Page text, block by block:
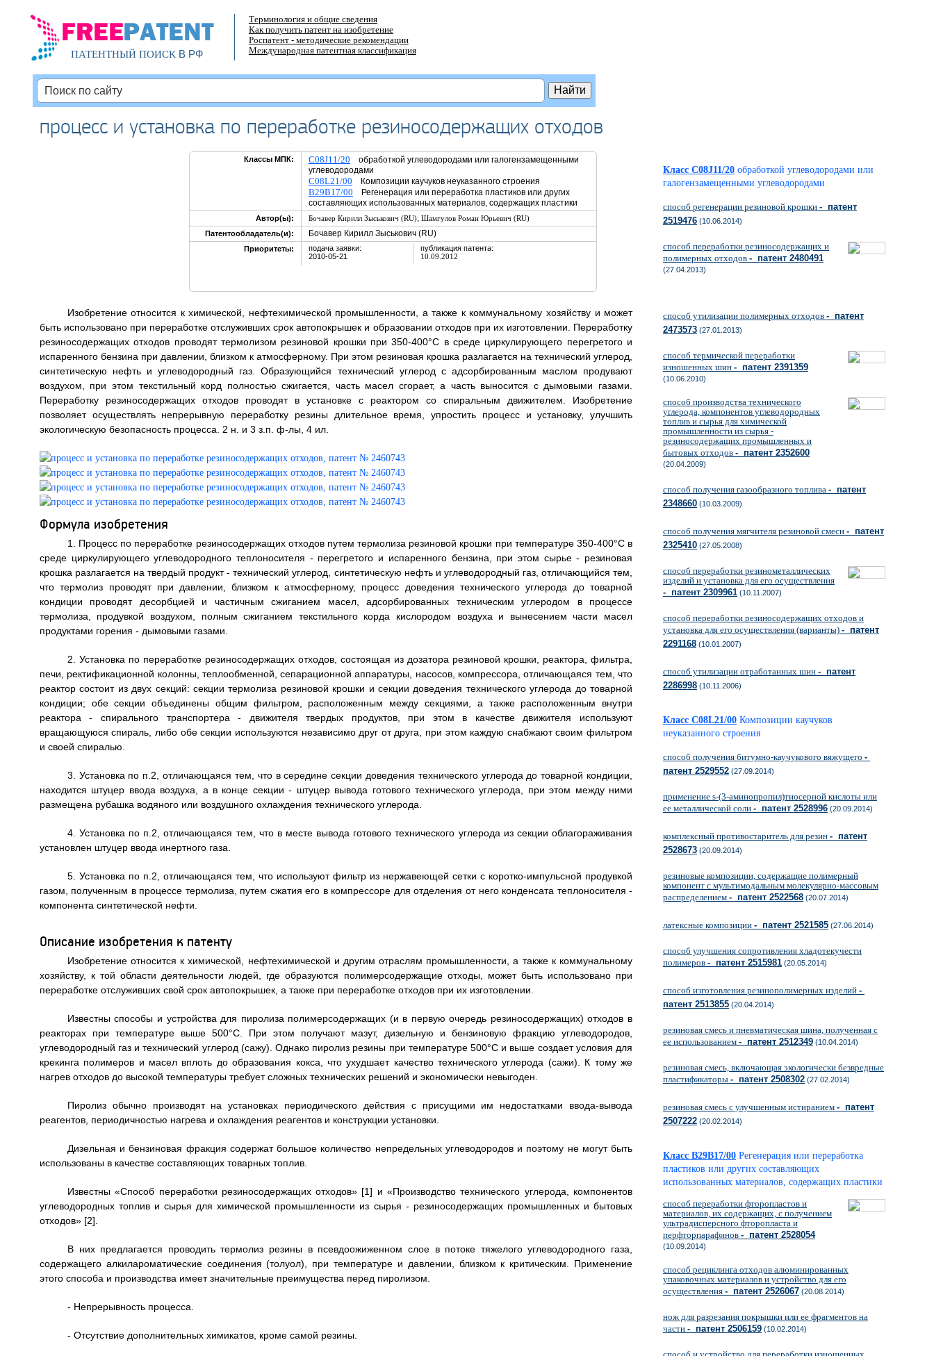
ПАТЕНТНЫЙ ПОИСКВ РФ
Терминология и общие сведения
Как получить патент на изобретение
Роспатент - методические рекомендации
Международная патентная классификация
процесс и установка по переработке резиносодержащих отходов
Классы МПК: C08J11/20 обработкой углеводородами или галогензамещенными
углеводородами
C08L21/00 Композиции каучуков неуказанного строения
B29B17/00 Регенерация или переработка пластиков или других
составляющих использованных материалов, содержащих пластики
Автор(ы): Бочавер Кирилл Зыськович (RU), Шамгулов Роман Юрьевич (RU)
Патентообладатель(и):
Бочавер Кирилл Зыськович (RU)
Приоритеты:
подача заявки:
2010-05-21
публикация патента:
10.09.2012
Изобретение относится к химической, нефтехимической промышленности, а также к коммунальному хозяйству и может
быть использовано при переработке отслуживших срок автопокрышек и образовании отходов при их изготовлении. Переработку
резиносодержащих отходов проводят термолизом резиновой крошки при 350-400°С в среде циркулирующего перегретого и
испаренного бензина при давлении, близком к атмосферному. При этом резиновая крошка разлагается на технический углерод,
синтетическую нефть и углеводородный газ. Образующийся технический углерод с адсорбированным маслом продувают
воздухом, при этом текстильный корд полностью сжигается, часть масел сгорает, а часть выносится с дымовыми газами.
Переработку резиносодержащих отходов проводят в установке с реактором со спиральным движителем. Изобретение
позволяет осуществлять непрерывную переработку резины длительное время, упростить процесс и установку, улучшить
экологическую безопасность процесса. 2 н. и 3 з.п. ф-лы, 4 ил.
Формула изобретения
1. Процесс по переработке резиносодержащих отходов путем термолиза резиновой крошки при температуре 350-400°С в
среде циркулирующего углеводородного теплоносителя - перегретого и испаренного бензина, при этом сырье - резиновая
крошка разлагается на твердый продукт - технический углерод, синтетическую нефть и углеводородный газ, отличающийся тем,
что термолиз проводят при давлении, близком к атмосферному, процесс доведения технического углерода до товарной
кондиции проводят десорбцией и частичным сжиганием масел, адсорбированных техническим углеродом в процессе
термолиза, продувкой воздухом, полным сжиганием текстильного корда кислородом воздуха и вынесением части масел
продуктами горения - дымовыми газами.
2. Установка по переработке резиносодержащих отходов, состоящая из дозатора резиновой крошки, реактора, фильтра,
печи, ректификационной колонны, теплообменной, сепарационной аппаратуры, насосов, компрессора, отличающаяся тем, что
реактор состоит из двух секций: секции термолиза резиновой крошки и секции доведения технического углерода до товарной
кондиции; обе секции объединены общим фильтром, расположенным между секциями, а также расположенным внутри
реактора - спирального транспортера - движителя твердых продуктов, при этом в качестве движителя используют
вращающуюся спираль, либо обе секции используются независимо друг от друга, при этом каждую снабжают своим фильтром
и своей спиралью.
3. Установка по п.2, отличающаяся тем, что в середине секции доведения технического углерода до товарной кондиции,
находится штуцер ввода воздуха, а в конце секции - штуцер вывода готового технического углерода, при этом между ними
размещена рубашка водяного или воздушного охлаждения технического углерода.
4. Установка по п.2, отличающаяся тем, что в месте вывода готового технического углерода из секции облагораживания
установлен штуцер ввода инертного газа.
5. Установка по п.2, отличающаяся тем, что используют фильтр из нержавеющей сетки с коротко-импульсной продувкой
газом, полученным в процессе термолиза, путем сжатия его в компрессоре для отделения от него конденсата теплоносителя -
компонента синтетической нефти.
Описание изобретения к патенту
Изобретение относится к химической, нефтехимической и другим отраслям промышленности, а также к коммунальному
хозяйству, к той области деятельности людей, где образуются полимерсодержащие отходы, может быть использовано при
переработке отслуживших свой срок автопокрышек, а также при переработке отходов при их изготовлении.
Известны способы и устройства для пиролиза полимерсодержащих (и в первую очередь резиносодержащих) отходов в
реакторах при температуре выше 500°С. При этом получают мазут, дизельную и бензиновую фракцию углеводородов,
углеводородный газ и технический углерод (сажу). Однако пиролиз резины при температуре 500°С и выше создает условия для
крекинга полимеров и масел вплоть до образования кокса, что ухудшает качество технического углерода (сажи). К тому же
нагрев отходов до высокой температуры требует сложных технических решений и экономически невыгоден.
Пиролиз обычно производят на установках периодического действия с присущими им недостатками ввода-вывода
реагентов, периодичностью нагрева и охлаждения реагентов и конструкции установки.
Дизельная и бензиновая фракция содержат большое количество непредельных углеводородов и поэтому не могут быть
использованы в качестве составляющих товарных топлив.
Известны «Способ переработки резиносодержащих отходов» [1] и «Производство технического углерода, компонентов
углеводородных топлив и сырья для химической промышленности из сырья - резиносодержащих промышленных и бытовых
отходов» [2].
В них предлагается проводить термолиз резины в псевдоожиженном слое в потоке тяжелого углеводородного газа,
содержащего алкилароматические соединения (толуол), при температуре и давлении, близком к критическим. Применение
этого способа и производства имеет значительные преимущества перед пиролизом.
- Непрерывность процесса.
- Отсутствие дополнительных химикатов, кроме самой резины.
Класс C08J11/20 обработкой углеводородами или
галогензамещенными углеводородами
способ регенерации резиновой крошки - патент
2519476 (10.06.2014)
способ переработки резиносодержащих и
полимерных отходов - патент 2480491
(27.04.2013)
способ утилизации полимерных отходов - патент
2473573 (27.01.2013)
способ термической переработки
изношенных шин - патент 2391359
(10.06.2010)
способ производства технического
углерода, компонентов углеводородных
топлив и сырья для химической
промышленности из сырья -
резиносодержащих промышленных и
бытовых отходов - патент 2352600
(20.04.2009)
способ получения газообразного топлива - патент
2348660 (10.03.2009)
способ получения мягчителя резиновой смеси - патент
2325410 (27.05.2008)
способ переработки резинометаллических
изделий и установка для его осуществления
- патент 2309961 (10.11.2007)
способ переработки резиносодержащих отходов и
установка для его осуществления (варианты) - патент
2291168 (10.01.2007)
способ утилизации отработанных шин - патент
2286998 (10.11.2006)
Класс C08L21/00 Композиции каучуков
неуказанного строения
способ получения битумно-каучукового вяжущего -
патент 2529552 (27.09.2014)
применение s-(3-аминопропил)тиосерной кислоты или
ее металлической соли - патент 2528996 (20.09.2014)
комплексный противостаритель для резин - патент
2528673 (20.09.2014)
резиновые композиции, содержащие полимерный
компонент с мультимодальным молекулярно-массовым
распределением - патент 2522568 (20.07.2014)
латексные композиции - патент 2521585 (27.06.2014)
способ улучшения сопротивления хладотекучести
полимеров - патент 2515981 (20.05.2014)
способ изготовления резинополимерных изделий -
патент 2513855 (20.04.2014)
резиновая смесь и пневматическая шина, полученная с
ее использованием - патент 2512349 (10.04.2014)
резиновая смесь, включающая экологически безвредные
пластификаторы - патент 2508302 (27.02.2014)
резиновая смесь с улучшенным истиранием - патент
2507222 (20.02.2014)
Класс B29B17/00 Регенерация или переработка
пластиков или других составляющих
использованных материалов, содержащих пластики
способ переработки фторопластов и
материалов, их содержащих, с получением
ультрадисперсного фторопласта и
перфторпарафинов - патент 2528054
(10.09.2014)
способ рециклинга отходов алюминированных
упаковочных материалов и устройство для его
осуществления - патент 2526067 (20.08.2014)
нож для разрезания покрышки или ее фрагментов на
части - патент 2506159 (10.02.2014)